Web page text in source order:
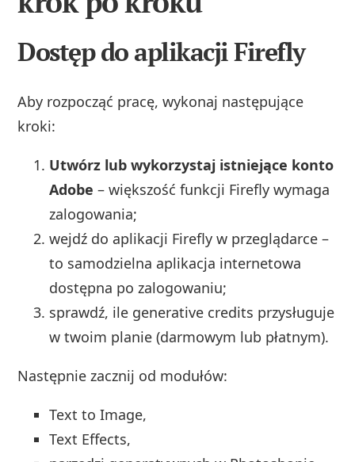
Dostęp do aplikacji Firefly
Aby rozpocząć pracę, wykonaj następujące
kroki:
Utwórz lub wykorzystaj istniejące konto
Adobe – większość funkcji Firefly wymaga
zalogowania;
wejdź do aplikacji Firefly w przeglądarce –
to samodzielna aplikacja internetowa
dostępna po zalogowaniu;
sprawdź, ile generative credits przysługuje
w twoim planie (darmowym lub płatnym).
Następnie zacznij od modułów:
Text to Image,
Text Effects,